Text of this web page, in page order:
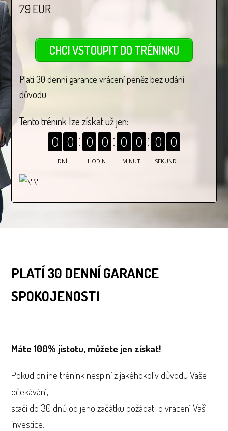
79 EUR
CHCI VSTOUPIT DO TRÉNINKU
Platí 30 denní garance vrácení peněz bez udání
důvodu.
Tento trénink lze získat už jen:
0 0
DNÍ
0 0
HODIN
0 0
MINUT
0 0
SEKUND
PLATÍ 30 DENNÍ GARANCE
SPOKOJENOSTI
Máte 100% jistotu, můžete jen získat!
Pokud online trénink nesplní z jakéhokoliv důvodu Vaše
očekávání,
stačí do 30 dnů od jeho začátku požádat o vrácení Vaší
investice.